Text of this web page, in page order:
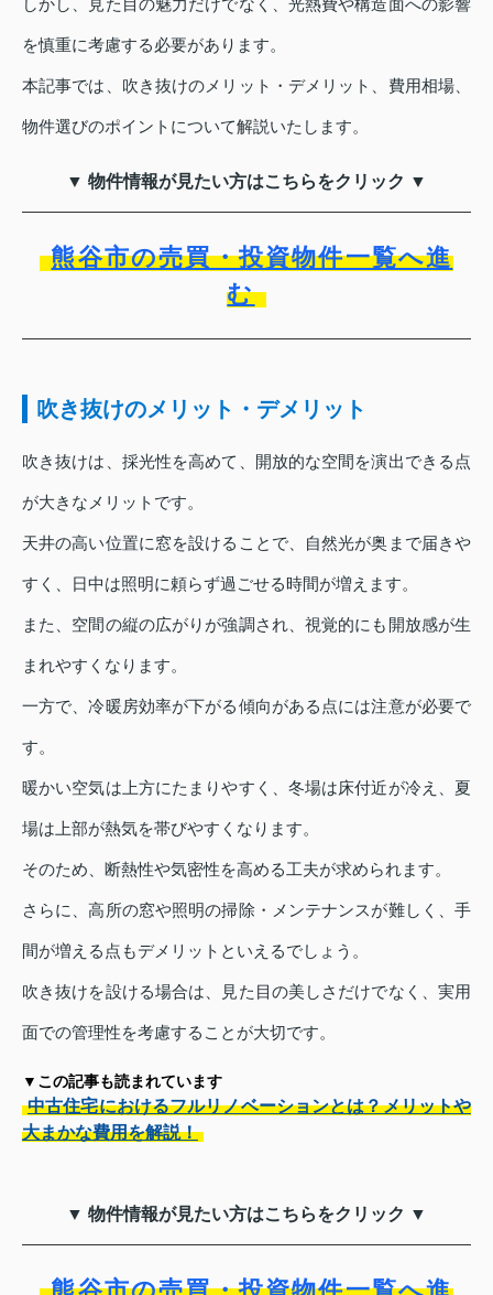
を慎重に考慮する必要があります。
本記事では、吹き抜けのメリット・デメリット、費用相場、
物件選びのポイントについて解説いたします。
▼ 物件情報が見たい方はこちらをクリック ▼
熊谷市の売買・投資物件一覧へ進
む
吹き抜けのメリット・デメリット
吹き抜けは、採光性を高めて、開放的な空間を演出できる点
が大きなメリットです。
天井の高い位置に窓を設けることで、自然光が奥まで届きや
すく、日中は照明に頼らず過ごせる時間が増えます。
また、空間の縦の広がりが強調され、視覚的にも開放感が生
まれやすくなります。
一方で、冷暖房効率が下がる傾向がある点には注意が必要で
す。
暖かい空気は上方にたまりやすく、冬場は床付近が冷え、夏
場は上部が熱気を帯びやすくなります。
そのため、断熱性や気密性を高める工夫が求められます。
さらに、高所の窓や照明の掃除・メンテナンスが難しく、手
間が増える点もデメリットといえるでしょう。
吹き抜けを設ける場合は、見た目の美しさだけでなく、実用
面での管理性を考慮することが大切です。
▼この記事も読まれています
中古住宅におけるフルリノベーションとは？メリットや
大まかな費用を解説！
▼ 物件情報が見たい方はこちらをクリック ▼